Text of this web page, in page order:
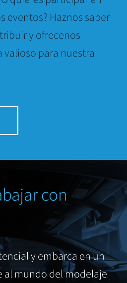
eventos? Haznos saber
y ofrecenos
para nuestra
con
y embarca en un
al mundo del modelaje